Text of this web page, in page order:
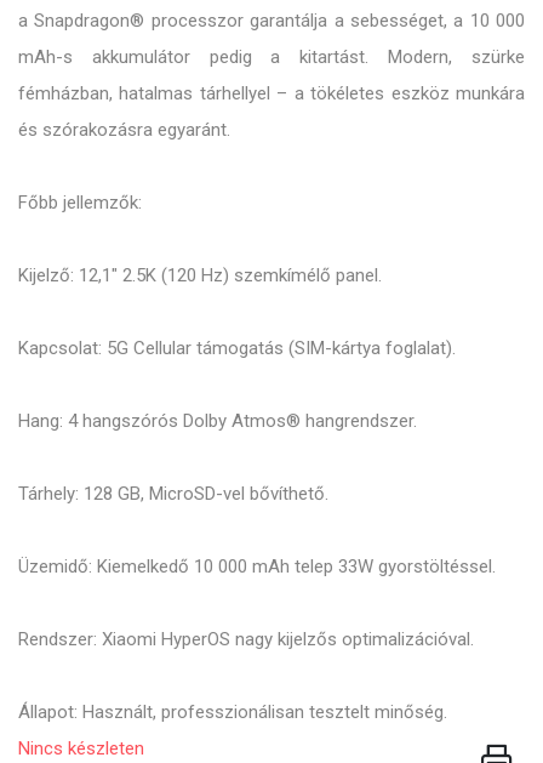
a Snapdragon® processzor garantálja a sebességet, a 10 000
mAh-s akkumulátor pedig a kitartást. Modern, szürke
fémházban, hatalmas tárhellyel – a tökéletes eszköz munkára
és szórakozásra egyaránt.
Főbb jellemzők:
Kijelző: 12,1" 2.5K (120 Hz) szemkímélő panel.
Kapcsolat: 5G Cellular támogatás (SIM-kártya foglalat).
Hang: 4 hangszórós Dolby Atmos® hangrendszer.
Tárhely: 128 GB, MicroSD-vel bővíthető.
Üzemidő: Kiemelkedő 10 000 mAh telep 33W gyorstöltéssel.
Rendszer: Xiaomi HyperOS nagy kijelzős optimalizációval.
Állapot: Használt, professzionálisan tesztelt minőség.
Nincs készleten